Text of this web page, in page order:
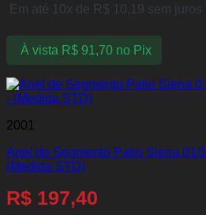
Em até 10x de R$ 10,19 sem juros
À vista R$91,70 no Pix
2001
Anel de Segmento Palio Siena 01/
(Medida STD)
R$ 197,40